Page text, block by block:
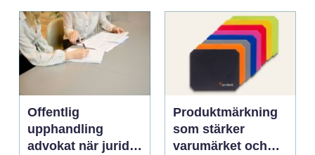
Offentlig
upphandling
advokat när juridik
Produktmärkning
som stärker
varumärket och